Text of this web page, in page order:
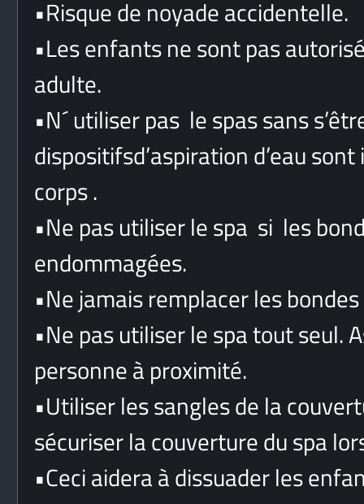
•Risque de noyade accidentelle.
•Les enfants ne sont pas
adulte.
•N´ utiliser pas le spas sans
dispositifsd’aspiration d’eau
corps .
•Ne pas utiliser le spa si les
endommagées.
•Ne jamais remplacer les
•Ne pas utiliser le spa tout seul.
personne à proximité.
•Utiliser les sangles de la
sécuriser la couverture du spa
•Ceci aidera à dissuader les